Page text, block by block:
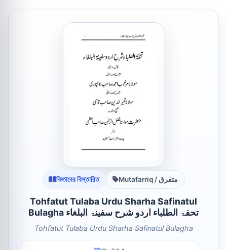
কিতাবের বিস্তারিত Mutafarriq / متفرق
Tohfatut Tulaba Urdu Sharha Safinatul
Bulagha تحفۃ الطلباء اردو شرح سفینۃ البلغاء
Tohfatut Tulaba Urdu Sharha Safinatul Bulagha